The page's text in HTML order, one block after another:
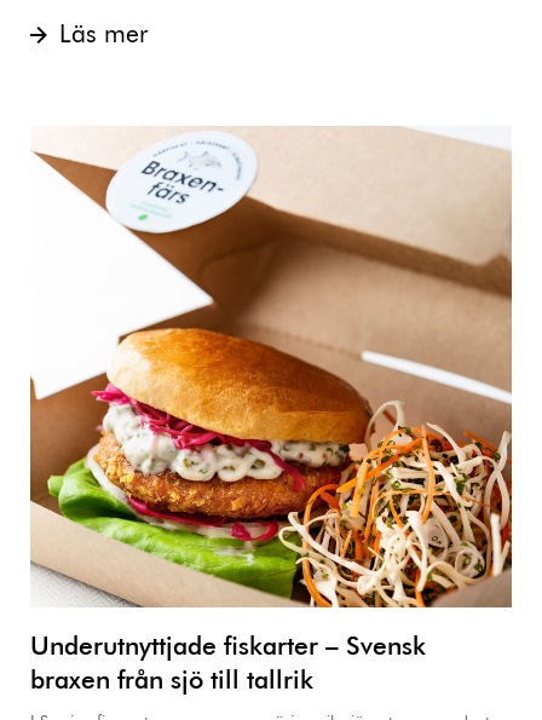
Läs mer
Underutnyttjade fiskarter – Svensk
braxen från sjö till tallrik